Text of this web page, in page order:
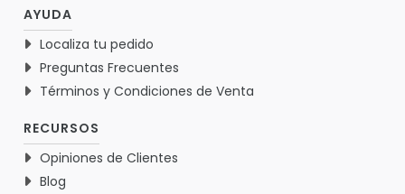
AYUDA
Localiza tu pedido
Preguntas Frecuentes
Términos y Condiciones de Venta
RECURSOS
Opiniones de Clientes
Blog